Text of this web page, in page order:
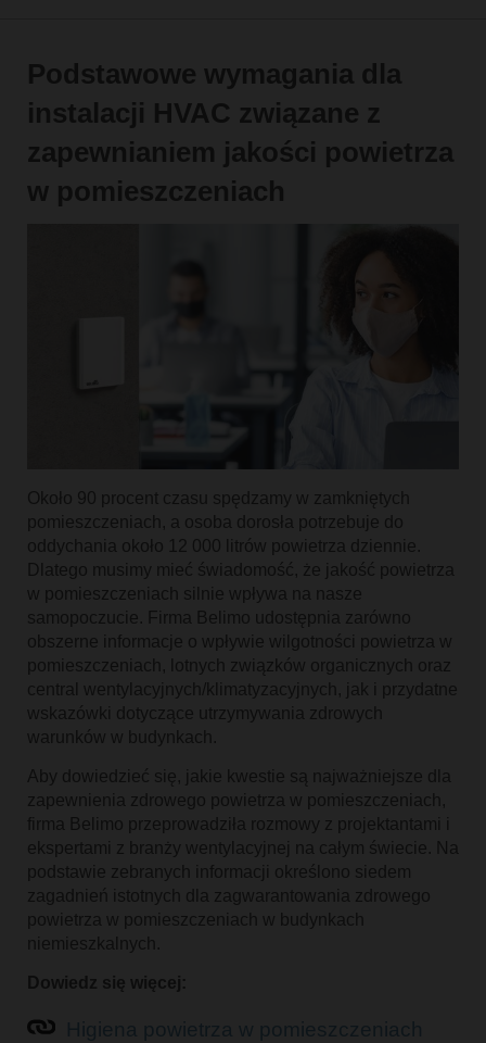
Podstawowe wymagania dla
instalacji HVAC związane z
zapewnianiem jakości powietrza
w pomieszczeniach
Około 90 procent czasu spędzamy w zamkniętych
pomieszczeniach, a osoba dorosła potrzebuje do
oddychania około 12 000 litrów powietrza dziennie.
Dlatego musimy mieć świadomość, że jakość powietrza
w pomieszczeniach silnie wpływa na nasze
samopoczucie. Firma Belimo udostępnia zarówno
obszerne informacje o wpływie wilgotności powietrza w
pomieszczeniach, lotnych związków organicznych oraz
central wentylacyjnych/klimatyzacyjnych, jak i przydatne
wskazówki dotyczące utrzymywania zdrowych
warunków w budynkach.
Aby dowiedzieć się, jakie kwestie są najważniejsze dla
zapewnienia zdrowego powietrza w pomieszczeniach,
firma Belimo przeprowadziła rozmowy z projektantami i
ekspertami z branży wentylacyjnej na całym świecie. Na
podstawie zebranych informacji określono siedem
zagadnień istotnych dla zagwarantowania zdrowego
powietrza w pomieszczeniach w budynkach
niemieszkalnych.
Dowiedz się więcej: